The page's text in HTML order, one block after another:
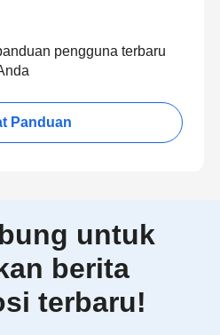
pengguna terbaru
Panduan
untuk
berita
terbaru!